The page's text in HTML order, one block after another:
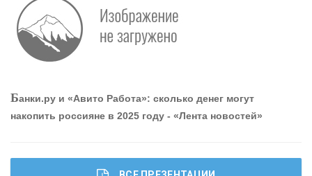
привлечь и удержать персонал - «Интервью»
Банки.ру и «Авито Работа»: сколько денег могут
накопить россияне в 2025 году - «Лента новостей»